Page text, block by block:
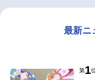
最新ニ
第1